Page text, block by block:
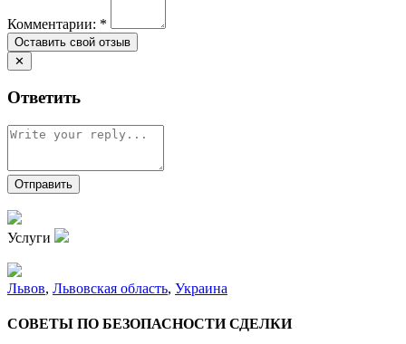
Комментарии: *
✕
Ответить
Услуги
Львов, Львовская область, Украина
СОВЕТЫ ПО БЕЗОПАСНОСТИ СДЕЛКИ